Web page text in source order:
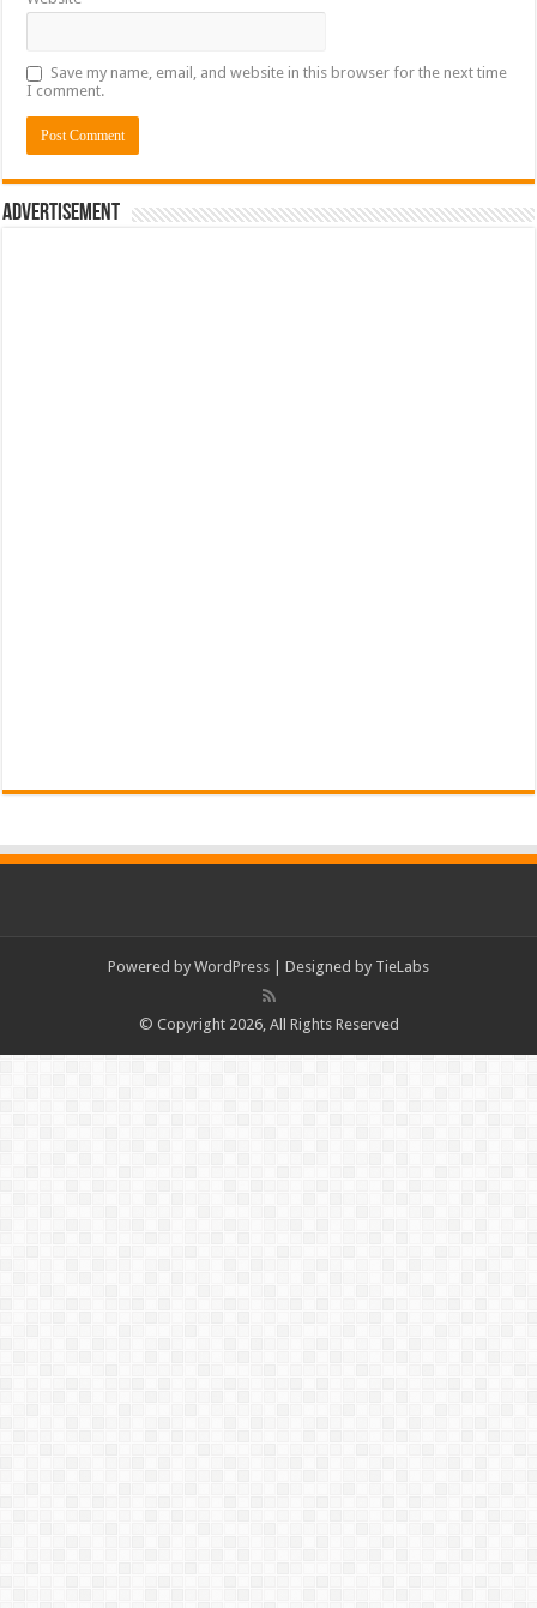
Save my name, email, and website in this browser for the next time
I comment.
Advertisement
Powered by WordPress | Designed by TieLabs
© Copyright 2026, All Rights Reserved